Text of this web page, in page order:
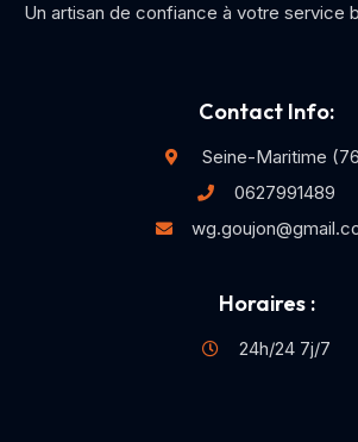
Un artisan de confiance à votre service
Contact Info:
Seine-Maritime
0627991489
Horaires :
24h/24 7j/7